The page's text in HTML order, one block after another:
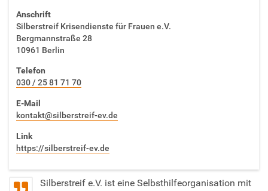
Anschrift
Silberstreif Krisendienste für Frauen e.V.
Bergmannstraße 28
10961 Berlin
Telefon
030 / 25 81 71 70
E-Mail
kontakt@silberstreif-ev.de
Link
https://silberstreif-ev.de
Silberstreif e.V. ist eine Selbsthilfeorganisation mit